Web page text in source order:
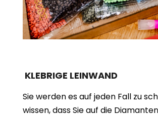
KLEBRIGE LEINWAND
Sie werden es auf jeden Fall zu
wissen, dass Sie auf die